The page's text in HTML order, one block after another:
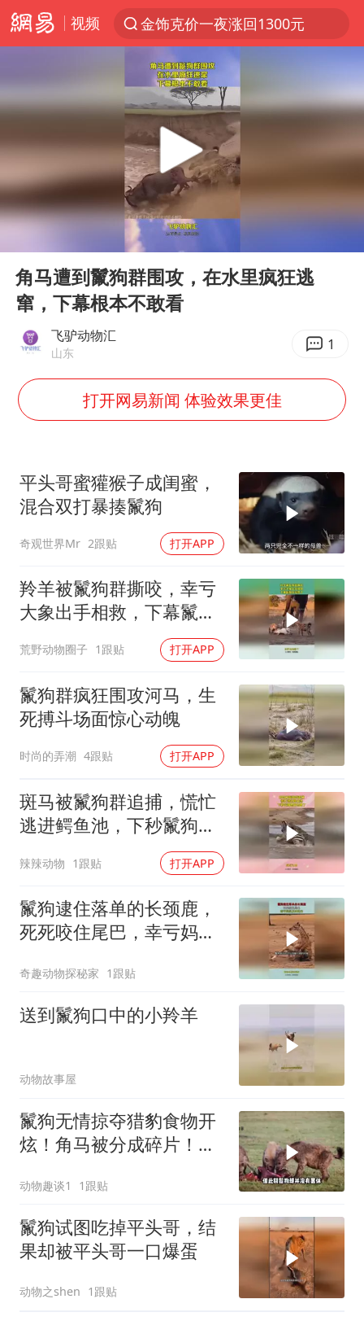
视频
金饰克价一夜涨回1300元
解锁各地夏日限定体验
知名编剧汪海林被实名举报偷税漏税
浙江温州发布台风橙色预警信号
台风白海豚闭眼意味着什么
富婆带资进组给自己硬加60多场吻戏
名创优品一次性内裤 颜面尽失
“六爷”挂一颗出场
白海豚将正面袭击贯穿浙江
牛津大学一纸声明甩不了锅
包文婧：二胎很难一碗水端平
浙江台州《告全体市民书》
女主硬加吻戏短剧已下架
《给阿嬷的情书》售后来了
人民的健康、体质、幸福一脉相承
Play
角马遭到鬣狗群围攻，在水里疯狂逃
窜，下幕根本不敢看
飞驴动物汇
山东 1
打开网易新闻 体验效果更佳
平头哥蜜獾猴子成闺蜜，
混合双打暴揍鬣狗
奇观世界Mr 2跟贴 打开APP
羚羊被鬣狗群撕咬，幸亏
大象出手相救，下幕鬣狗
荒野动物圈子 1跟贴 打开APP
鬣狗群疯狂围攻河马，生
死搏斗场面惊心动魄
时尚的弄潮 4跟贴 打开APP
斑马被鬣狗群追捕，慌忙
逃进鳄鱼池，下秒鬣狗想
辣辣动物 1跟贴 打开APP
鬣狗逮住落单的长颈鹿，
死死咬住尾巴，幸亏妈妈
奇趣动物探秘家 1跟贴
送到鬣狗口中的小羚羊
动物故事屋
鬣狗无情掠夺猎豹食物开
炫！角马被分成碎片！结
动物趣谈1 1跟贴
鬣狗试图吃掉平头哥，结
果却被平头哥一口爆蛋
动物之shen 1跟贴